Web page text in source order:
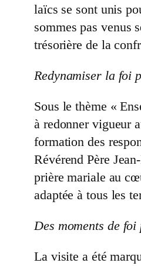
laïcs se sont unis
sommes pas venus
trésorière de la
Redynamiser la foi
Sous le thème «
à redonner vigueur
formation des
Révérend Père
prière mariale au
adaptée à tous les
Des moments de foi
La visite a été